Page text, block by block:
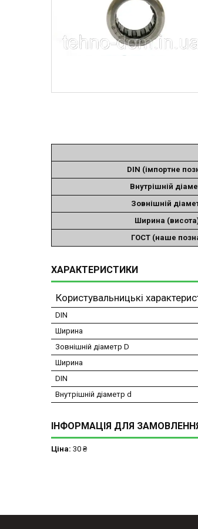
DIN (імпортне
Внутрішній
Зовнішній
Ширина
ГОСТ (наше
ХАРАКТЕРИСТИКИ
Користувальницькі
DIN
Ширина
Зовнішній діаметр D
Ширина
DIN
Внутрішній діаметр d
ІНФОРМАЦІЯ ДЛЯ
Ціна: 30 ₴